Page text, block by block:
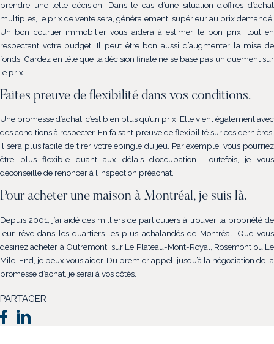
prendre une telle décision. Dans le cas d’une situation d’offres d’achat
multiples, le prix de vente sera, généralement, supérieur au prix demandé.
Un bon courtier immobilier vous aidera à estimer le bon prix, tout en
respectant votre budget. Il peut être bon aussi d’augmenter la mise de
fonds. Gardez en tête que la décision finale ne se base pas uniquement sur
le prix.
Faites preuve de flexibilité dans vos conditions.
Une promesse d’achat, c’est bien plus qu’un prix. Elle vient également avec
des conditions à respecter. En faisant preuve de flexibilité sur ces dernières,
il sera plus facile de tirer votre épingle du jeu. Par exemple, vous pourriez
être plus flexible quant aux délais d’occupation. Toutefois, je vous
déconseille de renoncer à l’inspection préachat.
Pour acheter une maison à Montréal, je suis là.
Depuis 2001, j’ai aidé des milliers de particuliers à trouver la propriété de
leur rêve dans les quartiers les plus achalandés de Montréal. Que vous
désiriez acheter à Outremont, sur Le Plateau-Mont-Royal, Rosemont ou Le
Mile-End, je peux vous aider. Du premier appel, jusqu’à la négociation de la
promesse d’achat, je serai à vos côtés.
PARTAGER